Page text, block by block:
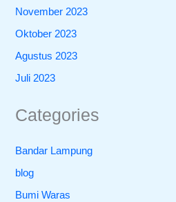
November 2023
Oktober 2023
Agustus 2023
Juli 2023
Categories
Bandar Lampung
blog
Bumi Waras